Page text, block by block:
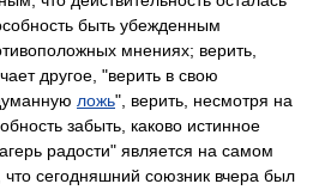
быть убежденным
мнениях; верить,
другое, "верить в свою
ложь", верить, несмотря на
забыть, каково истинное
радости" является на самом
сегодняшний союзник вчера был